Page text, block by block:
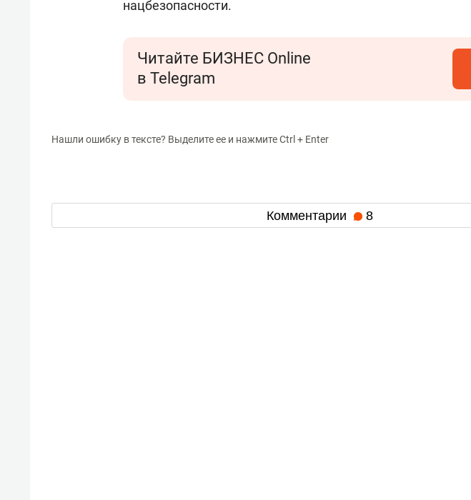
нацбезопасности.
Читайте БИЗНЕС Online
в Telegram
Нашли ошибку в тексте? Выделите ее и нажмите Ctrl + Enter
Комментарии 8